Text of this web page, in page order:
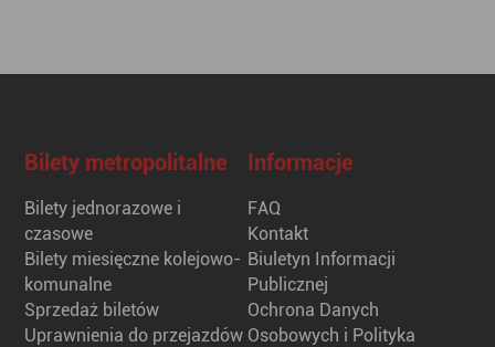
Bilety metropolitalne
Bilety jednorazowe i
czasowe
Bilety miesięczne kolejowo-
komunalne
Sprzedaż biletów
Uprawnienia do przejazdów
Informacje
FAQ
Kontakt
Biuletyn Informacji
Publicznej
Ochrona Danych
Osobowych i Polityka